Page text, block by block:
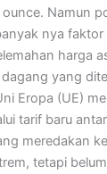
Namun
nya
harga
yang
Eropa (UE)
tarif baru
meredakan
tetapi